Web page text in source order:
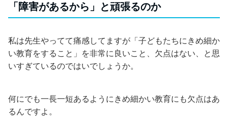
「障害があるから」と頑張るのか
私は先生やってて痛感してますが「子どもたちにきめ細か
い教育をすること」を非常に良いこと、欠点はない、と思
いすぎているのではいでしょうか。
何にでも一長一短あるようにきめ細かい教育にも欠点はあ
るんですよ。